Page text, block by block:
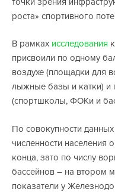
роста» спортивного
В рамках исследования
присвоили по одному
воздухе (площадки для
лыжные базы и катки) и
(спортшколы, ФОКи и
По совокупности
численности населения
конца, зато по числу
бассейнов – на втором
показатели у